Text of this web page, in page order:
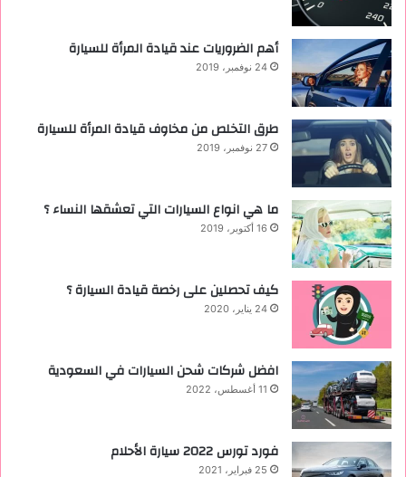
أهم الضروريات عند قيادة المرأة للسيارة
24 نوفمبر، 2019
طرق التخلص من مخاوف قيادة المرأة للسيارة
27 نوفمبر، 2019
ما هي انواع السيارات التي تعشقها النساء ؟
16 أكتوبر، 2019
كيف تحصلين على رخصة قيادة السيارة ؟
24 يناير، 2020
افضل شركات شحن السيارات في السعودية
11 أغسطس، 2022
فورد تورس 2022 ‏سيارة الأحلام
25 فبراير، 2021